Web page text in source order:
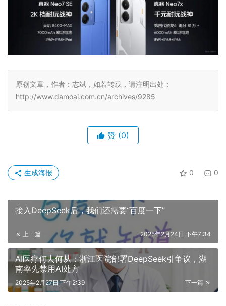
原创文章，作者：志斌，如若转载，请注明出处：
http://www.damoai.com.cn/archives/9285
赞 (0)
0 0
生成海报
接入DeepSeek后，我们还需要“百度一下”
上一篇 2025年2月24日 下午7:34
AI医疗何去何从：浙江医院部署DeepSeek引争议，湖
南率先禁用AI处方‌
下一篇
2025年2月27日 下午2:39